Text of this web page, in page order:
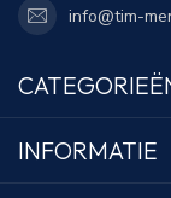
info@tim-
INFORMATIE